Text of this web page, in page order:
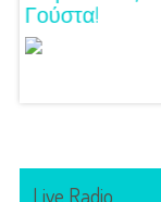
Γούστα!
Live Radio